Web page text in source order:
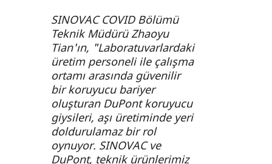
SINOVAC COVID Bölümü
Teknik Müdürü Zhaoyu
Tian'ın, "Laboratuvarlardaki
üretim personeli ile çalışma
ortamı arasında güvenilir
bir koruyucu bariyer
oluşturan DuPont koruyucu
giysileri, aşı üretiminde yeri
doldurulamaz bir rol
oynuyor. SINOVAC ve
DuPont, teknik ürünlerimiz